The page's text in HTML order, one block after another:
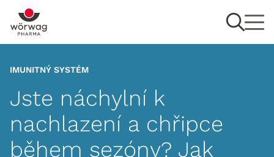
IMUNITNÝ SYSTÉM
Jste náchylní k
nachlazení a chřipce
během sezóny? Jak